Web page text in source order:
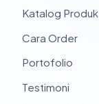
Katalog Produk
Cara Order
Portofolio
Testimoni